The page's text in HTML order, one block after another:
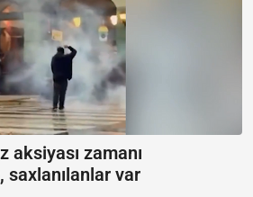
zamanı
var